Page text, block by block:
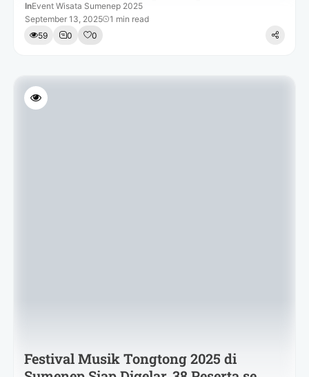
InEvent Wisata Sumenep 2025
September 13, 2025
1 min read
59
0 0
Festival Musik Tongtong 2025 di